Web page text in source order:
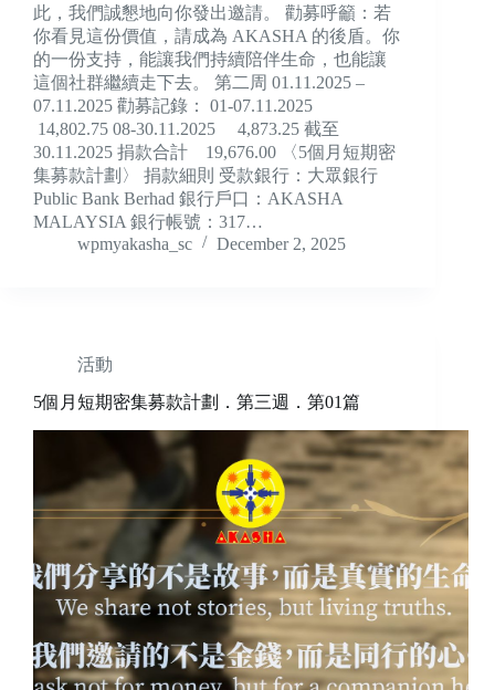
此，我們誠懇地向你發出邀請。 勸募呼籲：若
你看見這份價值，請成為 AKASHA 的後盾。你
的一份支持，能讓我們持續陪伴生命，也能讓
這個社群繼續走下去。 第二周 01.11.2025 –
07.11.2025 勸募記錄： 01-07.11.2025
14,802.75 08-30.11.2025 4,873.25 截至
30.11.2025 捐款合計 19,676.00 〈5個月短期密
集募款計劃〉 捐款細則 受款銀行：大眾銀行
Public Bank Berhad 銀行戶口：AKASHA
MALAYSIA 銀行帳號：317…
wpmyakasha_sc
December 2, 2025
活動
5個月短期密集募款計劃．第三週．第01篇